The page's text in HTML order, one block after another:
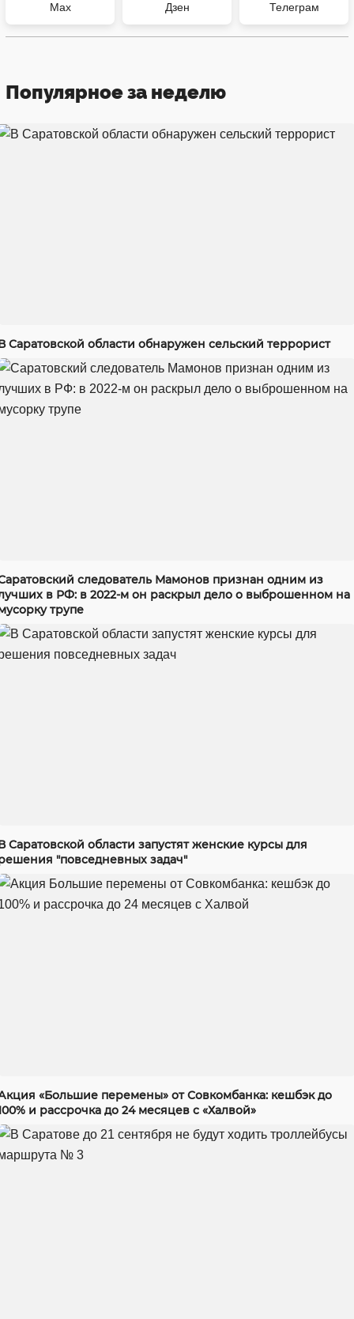
Max Дзен Телеграм
Популярное за неделю
Саратовской области обнаружен сельский террорист
следователь Мамонов признан одним из
в РФ: в 2022-м он раскрыл дело о выброшенном на
трупе
Саратовской области запустят женские курсы для
"повседневных задач"
«Большие перемены» от Совкомбанка: кешбэк до
и рассрочка до 24 месяцев с «Халвой»